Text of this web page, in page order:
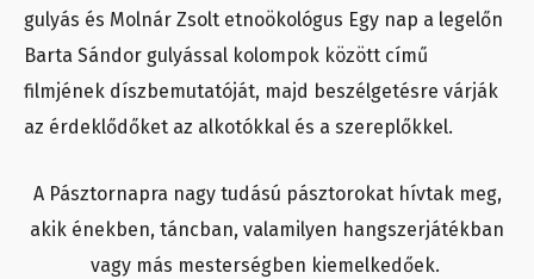
gulyás és Molnár Zsolt etnoökológus Egy nap a legelőn
Barta Sándor gulyással kolompok között című
filmjének díszbemutatóját, majd beszélgetésre várják
az érdeklődőket az alkotókkal és a szereplőkkel.
A Pásztornapra nagy tudású pásztorokat hívtak meg,
akik énekben, táncban, valamilyen hangszerjátékban
vagy más mesterségben kiemelkedőek.